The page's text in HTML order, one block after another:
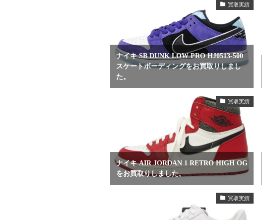
買取実績
ナイキ SB DUNK LOW PRO HJ0513-500
スケートボーディングをお買取りしまし
た。
買取実績
ナイキ AIR JORDAN 1 RETRO HIGH OG
をお買取りしました。
買取実績